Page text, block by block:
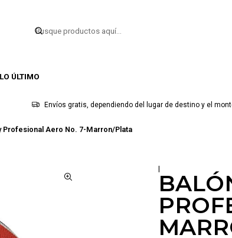
LO ÚLTIMO
Envíos gratis, dependiendo del lugar de destino y el
Profesional Aero No. 7-Marron/Plata
|